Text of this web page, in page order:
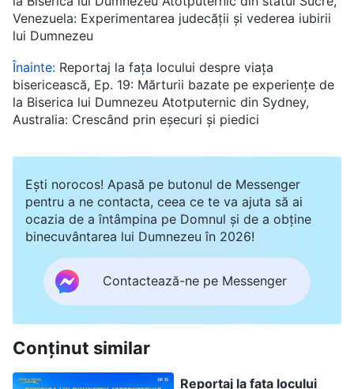
Venezuela: Experimentarea judecății și vederea iubirii
lui Dumnezeu
Înainte: Reportaj la fața locului despre viața
bisericească, Ep. 19: Mărturii bazate pe experiențe de
la Biserica lui Dumnezeu Atotputernic din Sydney,
Australia: Crescând prin eșecuri și piedici
Ești norocos! Apasă pe butonul de Messenger
pentru a ne contacta, ceea ce te va ajuta să ai
ocazia de a întâmpina pe Domnul și de a obține
binecuvântarea lui Dumnezeu în 2026!
Contactează-ne pe Messenger
Conținut similar
Reportaj la fața locului